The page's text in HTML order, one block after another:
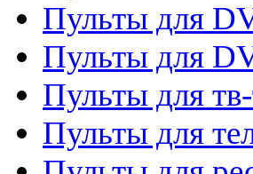
Пульты для
Пульты для
Пульты для
Пульты для